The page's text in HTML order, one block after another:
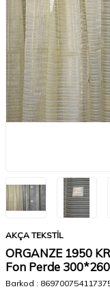
AKÇA TEKSTİL
ORGANZE 1950
Fon Perde
Barkod :